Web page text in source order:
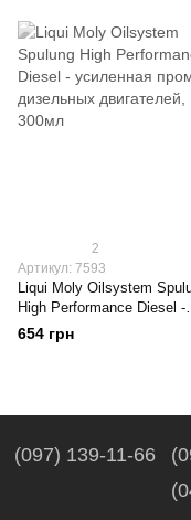
2
Артикул: 7593
Liqui Moly Oilsystem
High Performance Diesel -
усиленная промывка
дизельных двигателей,
654 грн
(097) 139-11-66